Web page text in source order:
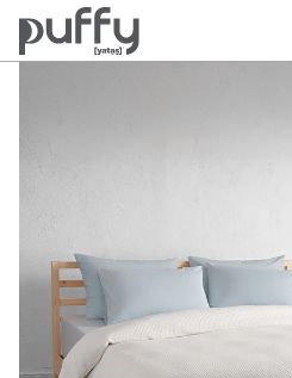
Anasayfa Uyku Tekstili